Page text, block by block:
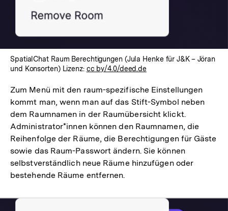
SpatialChat Raum Berechtigungen (Jula Henke für J&K – Jöran
und Konsorten) Lizenz: cc by/4.0/deed.de
Zum Menü mit den raum-spezifische Einstellungen
kommt man, wenn man auf das Stift-Symbol neben
dem Raumnamen in der Raumübersicht klickt.
Administrator*innen können den Raumnamen, die
Reihenfolge der Räume, die Berechtigungen für Gäste
sowie das Raum-Passwort ändern. Sie können
selbstverständlich neue Räume hinzufügen oder
bestehende Räume entfernen.